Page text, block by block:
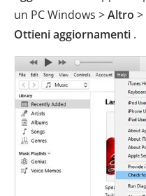
un PC Windows >Altro >
Ottieni aggiornamenti .